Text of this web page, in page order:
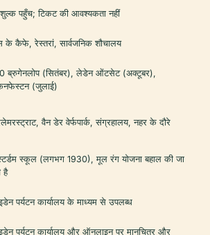
पहुँच; टिकट की आवश्यकता नहीं
के कैफे, रेस्तरां, सार्वजनिक शौचालय
ब्रुगेनलोप (सितंबर), लेडेन ओंटसेट (अक्टूबर),
(जुलाई)
वैन डेर वेर्फपार्क, संग्रहालय, नहर के दौरे
स्कूल (लगभग 1930), मूल रंग योजना बहाल की जा
है
पर्यटन कार्यालय के माध्यम से उपलब्ध
पर्यटन कार्यालय और ऑनलाइन पर मानचित्र और